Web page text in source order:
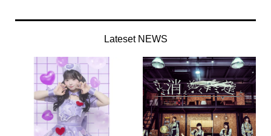
Lateset NEWS